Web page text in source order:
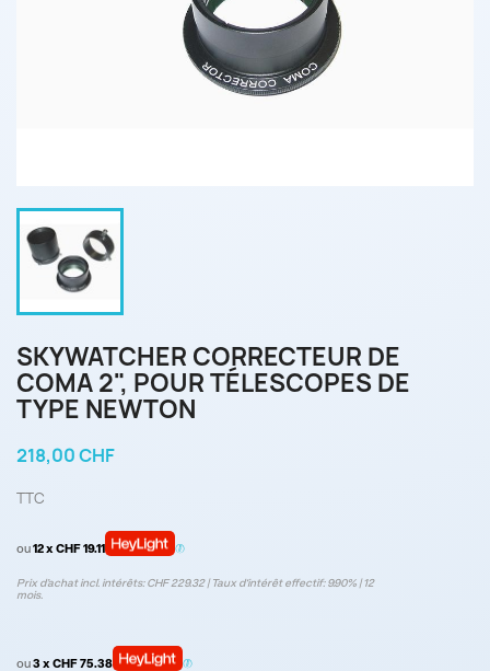
SKYWATCHER CORRECTEUR DE
COMA 2", POUR TÉLESCOPES DE
TYPE NEWTON
218,00 CHF
TTC
ou12 x CHF 19.11
Prix d’achat incl. intérêts: CHF 229.32 | Taux d‘intérêt effectif: 9.90% | 12
mois.
ou3 x CHF 75.38